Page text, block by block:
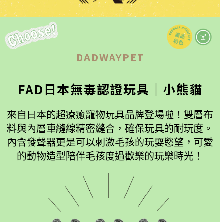
DADWAYPET
FAD日本無毒認證玩具｜小熊貓
來自日本的超療癒寵物玩具品牌登場啦！雙層布
料與內層車縫線精密縫合，確保玩具的耐玩度。
內含發聲器更是可以刺激毛孩的玩耍慾望，可愛
的動物造型陪伴毛孩度過歡樂的玩樂時光！